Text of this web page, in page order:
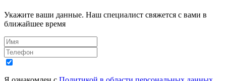
Укажите ваши данные. Наш специалист свяжется с вами в
ближайшее время